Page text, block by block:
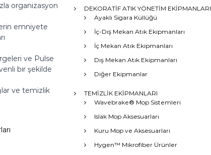
organizasyon
emniyete
ve Pulse
bir şekilde
ve temizlik
DEKORATİF ATIK YÖNETİM EKİPMANLARI
Ayaklı Sigara Küllüğü
İç-Dış Mekan Atık Ekipmanları
İç Mekan Atık Ekipmanları
Dış Mekan Atık Ekipmanları
Diğer Ekipmanlar
TEMİZLİK EKİPMANLARI
Wavebrake® Mop Sistemleri
Islak Mop Aksesuarları
Kuru Mop ve Aksesuarları
Hygen™ Mikrofiber Ürünler